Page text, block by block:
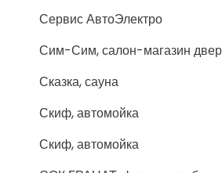
Сервис АвтоЭлектро
Сим-Сим, салон-магазин
Сказка, сауна
Скиф, автомойка
Скиф, автомойка